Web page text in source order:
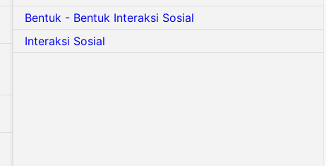
Bentuk - Bentuk Interaksi Sosial
Interaksi Sosial